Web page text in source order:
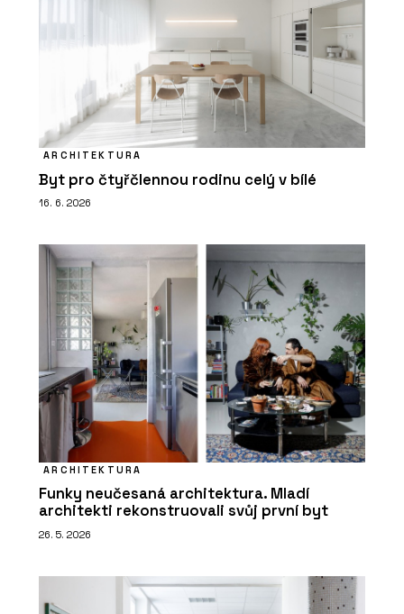
ARCHITEKTURA
Byt pro čtyřčlennou rodinu celý v bílé
16. 6. 2026
ARCHITEKTURA
Funky neučesaná architektura. Mladí
architekti rekonstruovali svůj první byt
26. 5. 2026